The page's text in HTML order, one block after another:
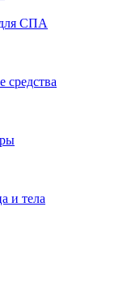
для СПА
и тела